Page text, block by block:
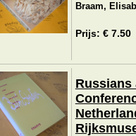
Braam,
Prijs: € 7.50
Russians